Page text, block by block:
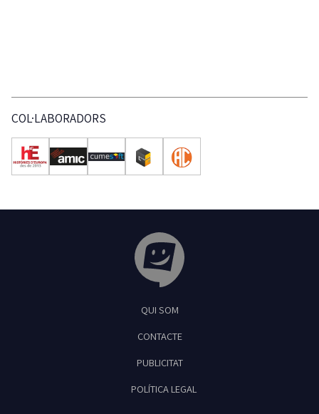
COL·LABORADORS
Feliu de Guíxols
QUI SOM
CONTACTE
PUBLICITAT
POLÍTICA LEGAL